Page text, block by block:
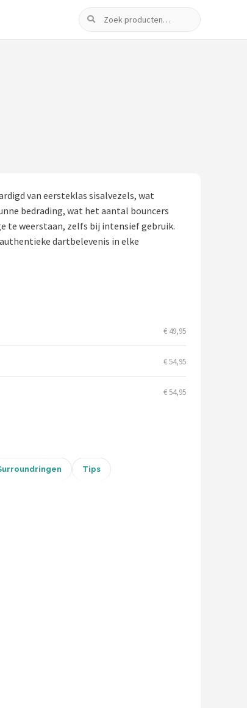
Zoeken
van eersteklas sisalvezels, wat
bedrading, wat het aantal bouncers
te weerstaan, zelfs bij intensief gebruik.
dartbelevenis in elke
€ 49,95
€ 54,95
€ 54,95
Tips